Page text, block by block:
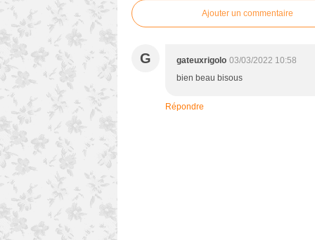
Ajouter un commentaire
G gateuxrigolo 03/03/2022 10:58
bien beau bisous
Répondre